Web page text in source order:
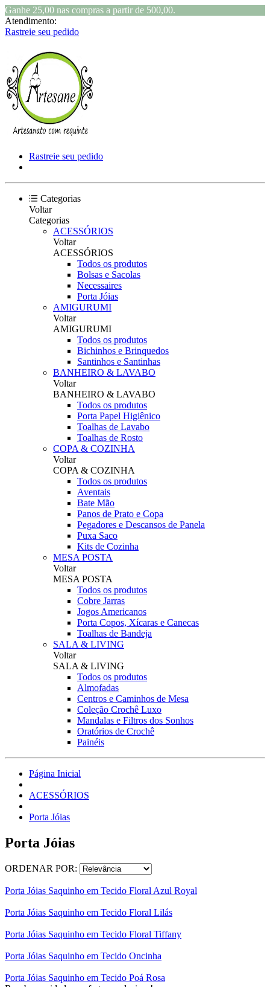
Ganhe 25,00 nas compras a partir de 500,00.
Atendimento:
Rastreie seu pedido
Rastreie seu pedido
Categorias
Voltar
Categorias
ACESSÓRIOS
Voltar
ACESSÓRIOS
Todos os produtos
Bolsas e Sacolas
Necessaires
Porta Jóias
AMIGURUMI
Voltar
AMIGURUMI
Todos os produtos
Bichinhos e Brinquedos
Santinhos e Santinhas
BANHEIRO & LAVABO
Voltar
BANHEIRO & LAVABO
Todos os produtos
Porta Papel Higiênico
Toalhas de Lavabo
Toalhas de Rosto
COPA & COZINHA
Voltar
COPA & COZINHA
Todos os produtos
Aventais
Bate Mão
Panos de Prato e Copa
Pegadores e Descansos de Panela
Puxa Saco
Kits de Cozinha
MESA POSTA
Voltar
MESA POSTA
Todos os produtos
Cobre Jarras
Jogos Americanos
Porta Copos, Xícaras e Canecas
Toalhas de Bandeja
SALA & LIVING
Voltar
SALA & LIVING
Todos os produtos
Almofadas
Centros e Caminhos de Mesa
Coleção Crochê Luxo
Mandalas e Filtros dos Sonhos
Oratórios de Crochê
Painéis
Página Inicial
ACESSÓRIOS
Porta Jóias
Porta Jóias
ORDENAR POR:
Porta Jóias Saquinho em Tecido Floral Azul Royal
Porta Jóias Saquinho em Tecido Floral Lilás
Porta Jóias Saquinho em Tecido Floral Tiffany
Porta Jóias Saquinho em Tecido Oncinha
Porta Jóias Saquinho em Tecido Poá Rosa